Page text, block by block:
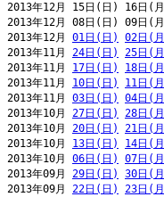
2013年12月 15日(日) 16日
2013年12月 08日(日) 09日
2013年12月 01日(日) 02日(
2013年11月 24日(日) 25日(
2013年11月 17日(日) 18日(
2013年11月 10日(日) 11日(
2013年11月 03日(日) 04日(
2013年10月 27日(日) 28日(
2013年10月 20日(日) 21日(
2013年10月 13日(日) 14日(
2013年10月 06日(日) 07日(
2013年09月 29日(日) 30日(
2013年09月 22日(日) 23日(